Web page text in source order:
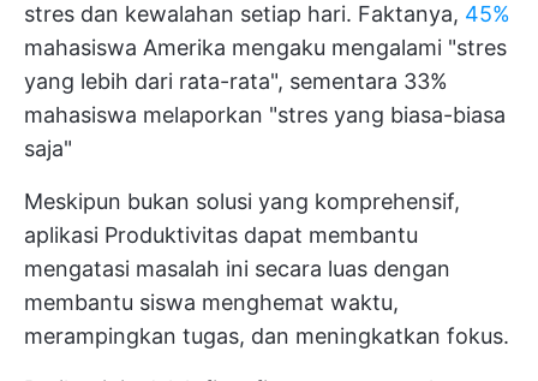
stres dan kewalahan setiap hari. Faktanya, 45%
mahasiswa Amerika mengaku mengalami "stres
yang lebih dari rata-rata", sementara 33%
mahasiswa melaporkan "stres yang biasa-biasa
saja"
Meskipun bukan solusi yang komprehensif,
aplikasi Produktivitas dapat membantu
mengatasi masalah ini secara luas dengan
membantu siswa menghemat waktu,
merampingkan tugas, dan meningkatkan fokus.